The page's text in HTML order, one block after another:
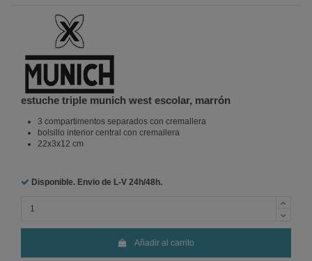
estuche triple munich west escolar, marrón
3 compartimentos separados con cremallera
bolsillo interior central con cremallera
22x3x12 cm
Disponible. Envio de L-V 24h/48h.
Añadir al carrito